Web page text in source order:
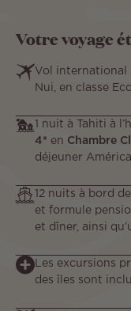
Votre voyage
Vol international
Nui, en classe
1 nuit à Tahiti à
4* en Chambre
déjeuner
12 nuits à bord de
et formule
et dîner, ainsi
Les excursions
des îles sont